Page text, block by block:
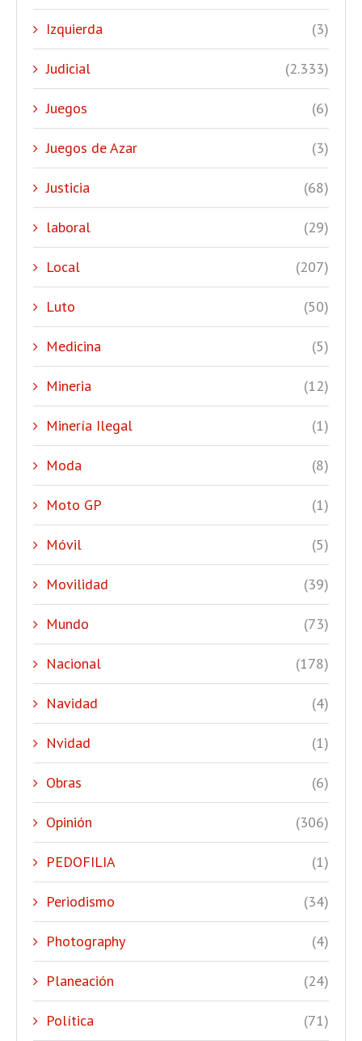
Izquierda (3)
Judicial (2.333)
Juegos (6)
Juegos de Azar (3)
Justicia (68)
laboral (29)
Local (207)
Luto (50)
Medicina (5)
Mineria (12)
Minería Ilegal (1)
Moda (8)
Moto GP (1)
Móvil (5)
Movilidad (39)
Mundo (73)
Nacional (178)
Navidad (4)
Nvidad (1)
Obras (6)
Opinión (306)
PEDOFILIA (1)
Periodismo (34)
Photography (4)
Planeación (24)
Política (71)